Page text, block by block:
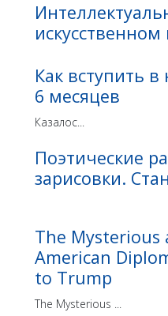
искусственном
Как вступить в
6 месяцев
Казалос...
Поэтические
зарисовки.
The Mysterious
American
to Trump
The Mysterious ...